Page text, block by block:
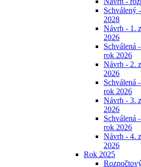
Schválený
2028
Návrh - 1.
2026
Schválená
rok 2026
Návrh - 2.
2026
Schválená
rok 2026
Návrh - 3.
2026
Schválená
rok 2026
Návrh - 4.
2026
Rok 2025